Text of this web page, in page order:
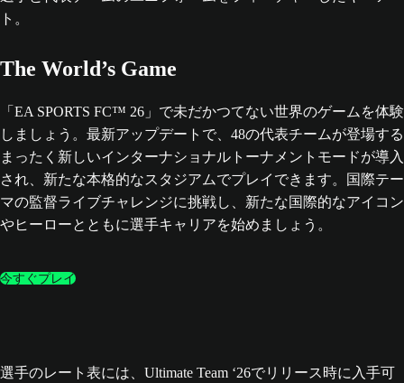
The World’s Game
「EA SPORTS FC™ 26」で未だかつてない世界のゲームを体験
しましょう。最新アップデートで、48の代表チームが登場する
まったく新しいインターナショナルトーナメントモードが導入
され、新たな本格的なスタジアムでプレイできます。国際テー
マの監督ライブチャレンジに挑戦し、新たな国際的なアイコン
やヒーローとともに選手キャリアを始めましょう。
今すぐプレイ
選手のレート表には、Ultimate Team ‘26でリリース時に入手可